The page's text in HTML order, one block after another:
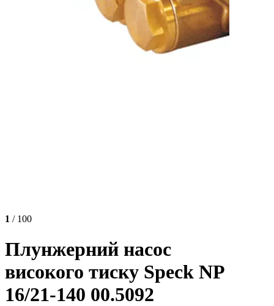
1 / 100
Плунжерний насос
високого тиску Speck NP
16/21-140 00.5092